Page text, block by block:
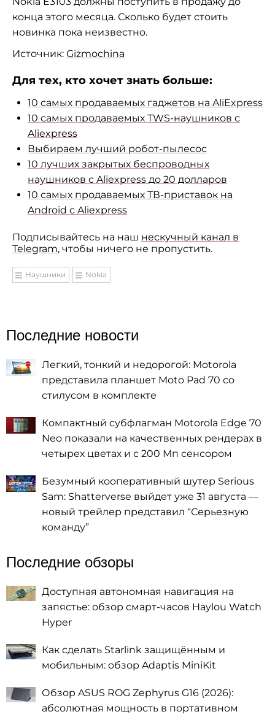
конца этого месяца. Сколько будет стоить
новинка пока неизвестно.
Источник: Gizmochina
Для тех, кто хочет знать больше:
10 самых продаваемых гаджетов на AliExpress
10 самых продаваемых TWS-наушников с
Aliexpress
Выбираем лучший робот-пылесос
10 лучших закрытых беспроводных
наушников с Aliexpress до 20 долларов
10 самых продаваемых ТВ-приставок на
Android с Aliexpress
Подписывайтесь на наш нескучный канал в
Telegram, чтобы ничего не пропустить.
Наушники Nokia
Последние новости
Легкий, тонкий и недорогой: Motorola
представила планшет Moto Pad 70 со
стилусом в комплекте
Компактный субфлагман Motorola Edge 70
Neo показали на качественных рендерах в
четырех цветах и с 200 Мп сенсором
Безумный кооперативный шутер Serious
Sam: Shatterverse выйдет уже 31 августа —
новый трейлер представил “Серьезную
команду”
Последние обзоры
Доступная автономная навигация на
запястье: обзор смарт-часов Haylou Watch
Hyper
Как сделать Starlink защищённым и
мобильным: обзор Adaptis MiniKit
Обзор ASUS ROG Zephyrus G16 (2026):
абсолютная мощность в портативном